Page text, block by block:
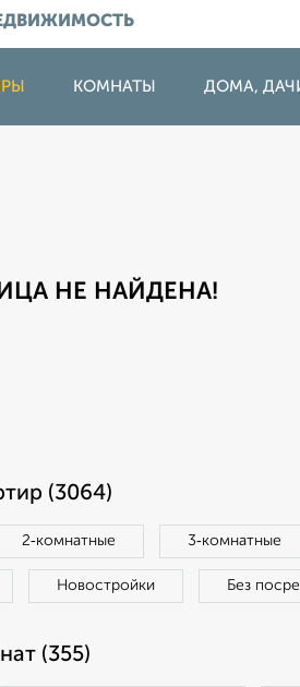
КОМНАТЫ ДОМА,
НЕ НАЙДЕНА!
(3064)
2‑комнатные 3‑комнатные
Новостройки Без
(355)